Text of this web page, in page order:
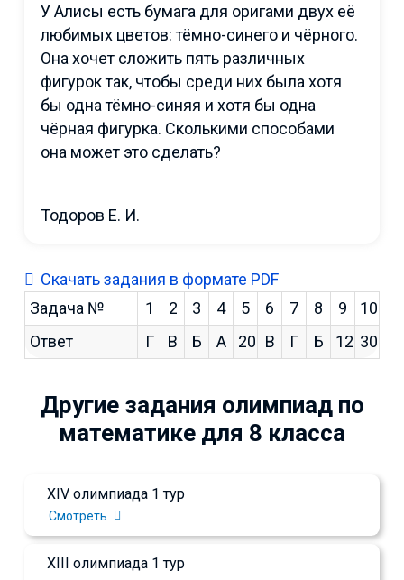
У Алисы есть бумага для оригами двух её
любимых цветов: тёмно-синего и чёрного.
Она хочет сложить пять различных
фигурок так, чтобы среди них была хотя
бы одна тёмно-синяя и хотя бы одна
чёрная фигурка. Сколькими способами
она может это сделать?
Тодоров Е. И.
Скачать задания в формате PDF
Задача №
1 2 3 4 5 6 7 8 9
10
Ответ
Г В Б А 20 В Г Б 12 30
Другие задания олимпиад по
математике для 8 класса
XIV олимпиада 1 тур
Смотреть
XIII олимпиада 1 тур